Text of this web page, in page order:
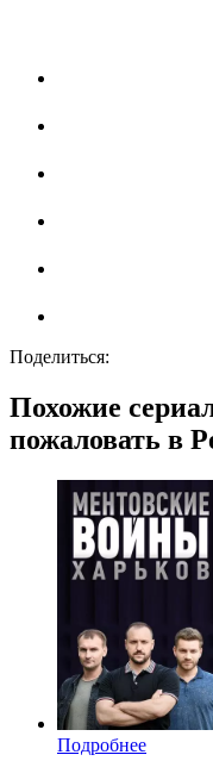
Поделиться:
Похожие
пожаловать в
Подробнее